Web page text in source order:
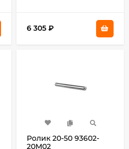
6 305 ₽
Ролик 20-50 93602-
20M02